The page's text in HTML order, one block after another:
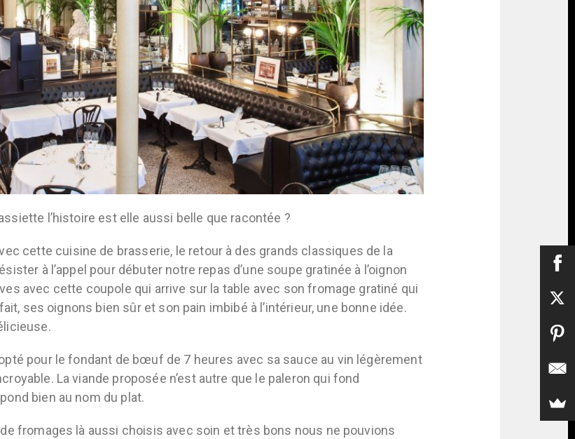
l’histoire est elle aussi belle que racontée ?
cette cuisine de brasserie, le retour à des grands classiques de la
à l’appel pour débuter notre repas d’une soupe gratinée à l’oignon
avec cette coupole qui arrive sur la table avec son fromage gratiné qui
ses oignons bien sûr et son pain imbibé à l’intérieur, une bonne idée.
pour le fondant de bœuf de 7 heures avec sa sauce au vin légèrement
La viande proposée n’est autre que le paleron qui fond
bien au nom du plat.
fromages là aussi choisis avec soin et très bons nous ne pouvions